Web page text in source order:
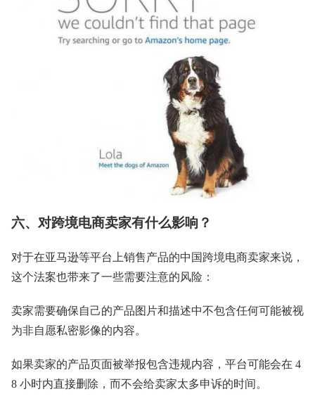
六、对跨境电商卖家有什么影响？
对于在亚马逊等平台上销售产品的中国跨境电商卖家来说，
这个法案也带来了一些需要注意的风险：
卖家需要确保自己的产品图片和描述中不包含任何可能被视
为非自愿私密影像的内容。
如果卖家的产品页面被举报包含违规内容，平台可能会在 4
8 小时内直接删除，而不会给卖家太多申诉的时间。